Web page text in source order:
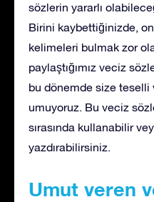
sözlerin yararlı
Birini kaybettiğinizde,
kelimeleri bulmak zor
paylaştığımız veciz
bu dönemde size teselli
umuyoruz. Bu veciz
sırasında kullanabilir
yazdırabilirsiniz.
Umut veren